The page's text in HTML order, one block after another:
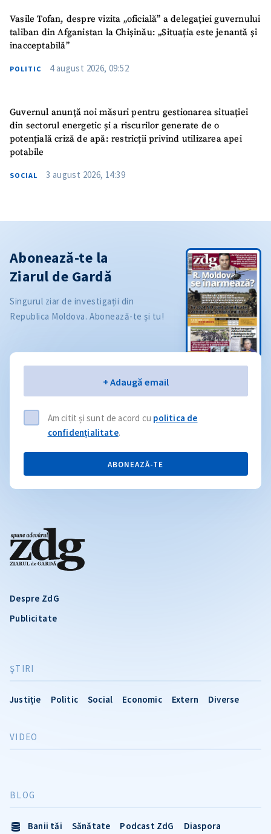
Vasile Tofan, despre vizita „oficială” a delegației guvernului
taliban din Afganistan la Chișinău: „Situația este jenantă și
inacceptabilă”
POLITIC 4 august 2026, 09:52
Guvernul anunță noi măsuri pentru gestionarea situației
din sectorul energetic și a riscurilor generate de o
potențială criză de apă: restricții privind utilizarea apei
potabile
SOCIAL 3 august 2026, 14:39
Despre ZdG
Publicitate
ŞTIRI
Justiție Politic Social Economic Extern Diverse
VIDEO
BLOG
Banii tăi Sănătate Podcast ZdG
Diaspora
Abonează-te la
Ziarul de Gardă
Singurul ziar de investigații din
Republica Moldova. Abonează-te și tu!
+ Adaugă email
Am citit și sunt de acord cu politica de
confidențialitate.
ABONEAZĂ-TE